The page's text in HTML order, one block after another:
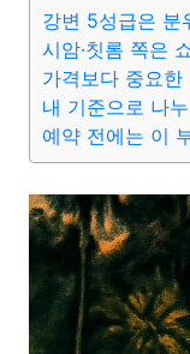
강변 5성급은 분
시암·칫롬 쪽은
가격보다 중요한
내 기준으로 나
예약 전에는 이